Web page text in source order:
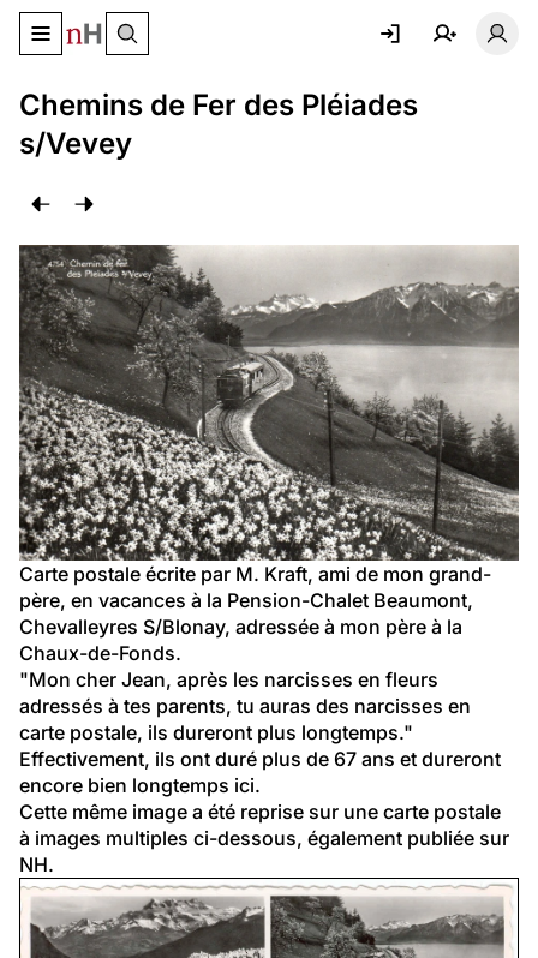
Basculer le menu de navigation
Chemins de Fer des Pléiades
s/Vevey
Carte postale écrite par M. Kraft, ami de mon grand-
père, en vacances à la Pension-Chalet Beaumont,
Chevalleyres S/Blonay, adressée à mon père à la
Chaux-de-Fonds.
"Mon cher Jean, après les narcisses en fleurs
adressés à tes parents, tu auras des narcisses en
carte postale, ils dureront plus longtemps."
Effectivement, ils ont duré plus de 67 ans et dureront
encore bien longtemps ici.
Cette même image a été reprise sur une carte postale
à images multiples ci-dessous, également publiée sur
NH.